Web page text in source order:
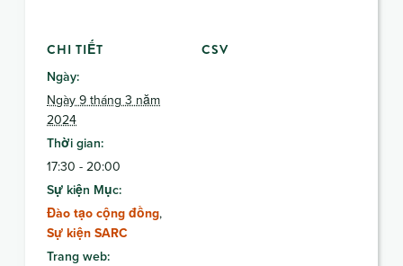
CHI TIẾT
Ngày:
Ngày 9 tháng 3 năm
2024
Thời gian:
17:30 - 20:00
Sự kiện Mục:
Đào tạo cộng đồng,
Sự kiện SARC
Trang web:
CSV